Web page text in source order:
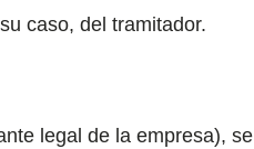
caso, del tramitador.
legal de la empresa), se